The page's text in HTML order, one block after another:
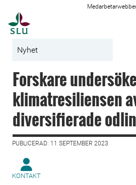
Nyhet
Forskare
klimatresiliensen
diversifierade
PUBLICERAD: 11 SEPTEMBER 2023
KONTAKT